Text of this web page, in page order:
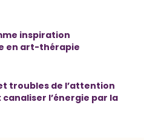
inspiration
en art-thérapie
troubles de l’attention
canaliser l’énergie par la